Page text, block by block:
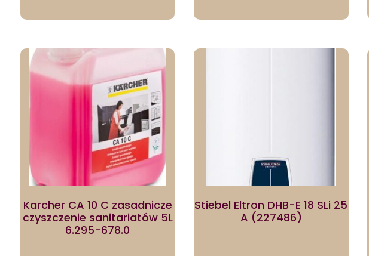
Karcher CA 10 C zasadnicze
czyszczenie sanitariatów 5L
6.295-678.0
Stiebel Eltron DHB-E 18 SLi 25
A (227486)